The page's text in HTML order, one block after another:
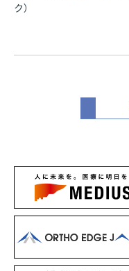
ク）